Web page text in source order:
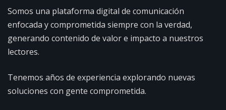
Somos una plataforma digital de comunicación
enfocada y comprometida siempre con la verdad,
generando contenido de valor e impacto a nuestros
lectores.
Tenemos años de experiencia explorando nuevas
soluciones con gente comprometida.